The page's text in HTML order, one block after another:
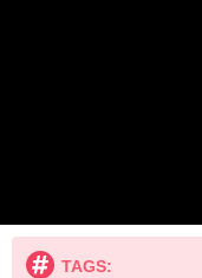
TAGS: